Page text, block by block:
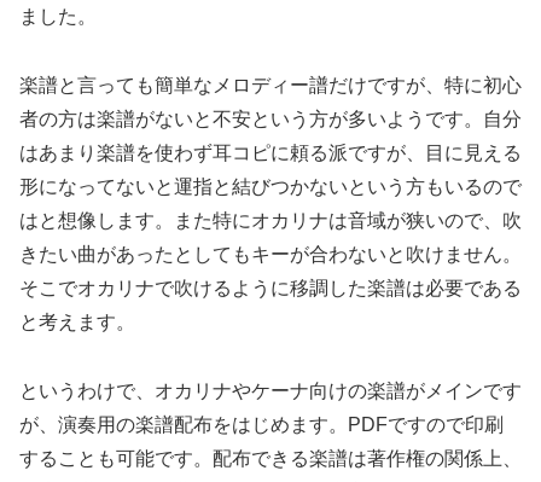
ました。
楽譜と言っても簡単なメロディー譜だけですが、特に初心
者の方は楽譜がないと不安という方が多いようです。自分
はあまり楽譜を使わず耳コピに頼る派ですが、目に見える
形になってないと運指と結びつかないという方もいるので
はと想像します。また特にオカリナは音域が狭いので、吹
きたい曲があったとしてもキーが合わないと吹けません。
そこでオカリナで吹けるように移調した楽譜は必要である
と考えます。
というわけで、オカリナやケーナ向けの楽譜がメインです
が、演奏用の楽譜配布をはじめます。PDFですので印刷
することも可能です。配布できる楽譜は著作権の関係上、